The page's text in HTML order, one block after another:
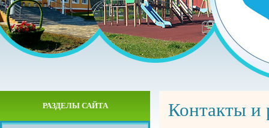
РАЗДЕЛЫ САЙТА Контакты и